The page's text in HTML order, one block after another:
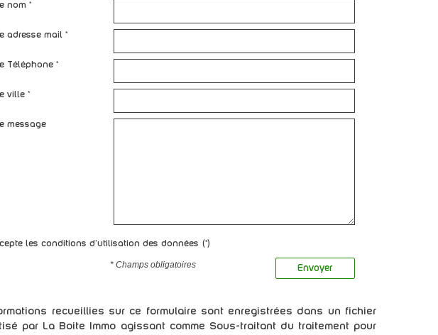
nom *
adresse mail *
Téléphone *
ville *
message
les conditions d'utilisation des données (*)
Envoyer
* Champs obligatoires
recueillies sur ce formulaire sont enregistrées dans un fichier
par La Boite Immo agissant comme Sous-traitant du traitement pour